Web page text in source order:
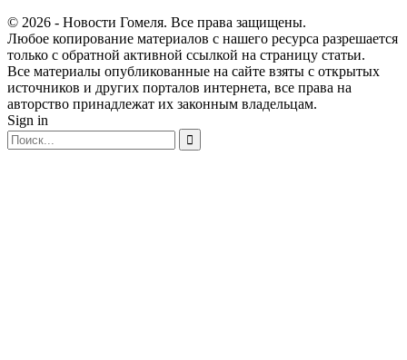
© 2026 - Новости Гомеля. Все права защищены.
Любое копирование материалов с нашего ресурса разрешается
только с обратной активной ссылкой на страницу статьи.
Все материалы опубликованные на сайте взяты с открытых
источников и других порталов интернета, все права на
авторство принадлежат их законным владельцам.
Sign in